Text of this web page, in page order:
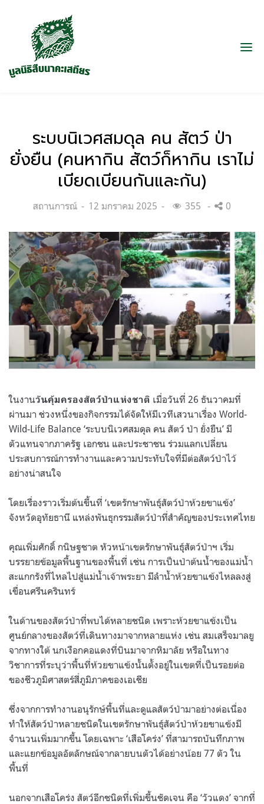
ระบบนิเวศสมดุล คน สัตว์ ป่า
ยั่งยืน (คนหากิน สัตว์ก็หากิน เราไม่
เบียดเบียนกันและกัน)
Categories:
สถานการณ์
Posted
12 มกราคม 2025 355 0
ในงานวันคุ้มครองสัตว์ป่าแห่งชาติ เมื่อวันที่ 26 ธันวาคมที่
ผ่านมา ช่วงหนึ่งของกิจกรรมได้จัดให้มีเวทีเสวนาเรื่อง World-
Wild-Life Balance ‘ระบบนิเวศสมดุล คน สัตว์ ป่า ยั่งยืน’ มี
ตัวแทนจากภาครัฐ เอกชน และประชาชน ร่วมแลกเปลี่ยน
ประสบการณ์การทำงานและความประทับใจที่มีต่อสัตว์ป่าไว้
อย่างน่าสนใจ
โดยเรื่องราวเริ่มต้นขึ้นที่ ‘เขตรักษาพันธุ์สัตว์ป่าห้วยขาแข้ง’
จังหวัดอุทัยธานี แหล่งพันธุกรรมสัตว์ป่าที่สำคัญของประเทศไทย
คุณเพิ่มศักดิ์ กนิษฐชาต หัวหน้าเขตรักษาพันธุ์สัตว์ป่าฯ เริ่ม
บรรยายข้อมูลพื้นฐานของพื้นที่ เช่น การเป็นป่าต้นน้ำของแม่น้ำ
สะแกกรังที่ไหลไปสู่แม่น้ำเจ้าพระยา มีลำน้ำห้วยขาแข้งไหลลงสู่
เขื่อนศรีนครินทร์
ในด้านของสัตว์ป่าที่พบได้หลายชนิด เพราะห้วยขาแข้งเป็น
ศูนย์กลางของสัตว์ที่เดินทางมาจากหลายแห่ง เช่น สมเสร็จมาลยู
จากทางใต้ นกเงือกคอแดงที่บินมาจากหิมาลัย หรือในทาง
วิชาการที่ระบุว่าพื้นที่ห้วยขาแข้งนั้นตั้งอยู่ในเขตที่เป็นรอยต่อ
ของชีวภูมิศาสตร์สี่ภูมิภาคของเอเชีย
ซึ่งจากการทำงานอนุรักษ์พื้นที่และดูแลสัตว์ป่ามาอย่างต่อเนื่อง
ทำให้สัตว์ป่าหลายชนิดในเขตรักษาพันธุ์สัตว์ป่าห้วยขาแข้งมี
จำนวนเพิ่มมากขึ้น โดยเฉพาะ ‘เสือโคร่ง’ ที่สามารถบันทึกภาพ
และแยกข้อมูลอัตลักษณ์จากลายบนตัวได้อย่างน้อย 77 ตัว ใน
พื้นที่
นอกจากเสือโคร่ง สัตว์อีกชนิดที่เพิ่มขึ้นชัดเจน คือ ‘วัวแดง’ จากที่